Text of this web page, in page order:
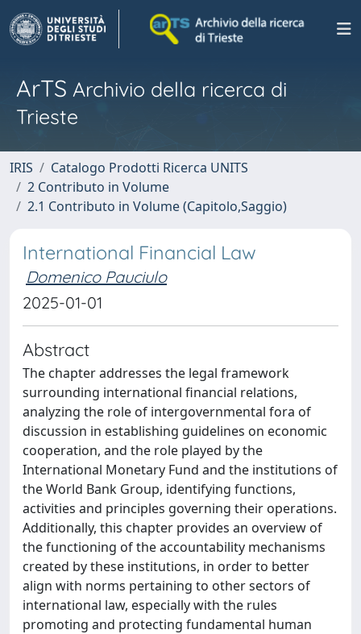
ArTS Archivio della ricerca di
Trieste
IRIS
Catalogo Prodotti Ricerca UNITS
2 Contributo in Volume
2.1 Contributo in Volume (Capitolo,Saggio)
International Financial Law
Domenico Pauciulo
2025-01-01
Abstract
The chapter addresses the legal framework
surrounding international financial relations,
analyzing the role of intergovernmental fora of
discussion in establishing guidelines on economic
cooperation, and the role played by the
International Monetary Fund and the institutions of
the World Bank Group, identifying functions,
activities and principles governing their operations.
Additionally, this chapter provides an overview of
the functioning of the accountability mechanisms
created by these institutions, in order to better
align with norms pertaining to other sectors of
international law, especially with the rules
promoting and protecting fundamental human